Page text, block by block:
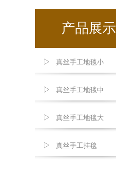
真丝手工地毯小
真丝手工地毯中
真丝手工地毯大
真丝手工挂毯
产品展示